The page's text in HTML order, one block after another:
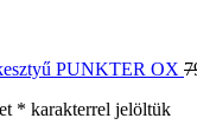
PUNKTER OX
* karakterrel jelöltük